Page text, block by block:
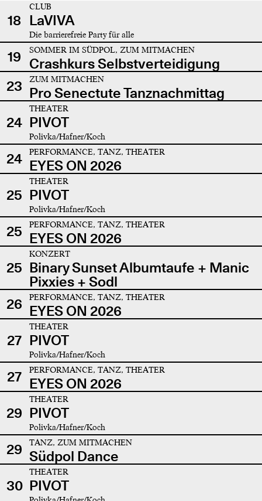
18
CLUB
LaVIVA
Die barrierefreie Party für alle
19 SOMMER IM SÜDPOL, ZUM MITMACHEN
Crashkurs Selbstverteidigung
23
ZUM MITMACHEN
Pro Senectute Tanznachmittag
24
THEATER
PIVOT
Polivka/Hafner/Koch
24 PERFORMANCE, TANZ, THEATER
EYES ON 2026
25
THEATER
PIVOT
Polivka/Hafner/Koch
25 PERFORMANCE, TANZ, THEATER
EYES ON 2026
25
KONZERT
Binary Sunset Albumtaufe + Manic
Pixxies + Sodl
26
PERFORMANCE, TANZ, THEATER
EYES ON 2026
27
THEATER
PIVOT
Polivka/Hafner/Koch
27 PERFORMANCE, TANZ, THEATER
EYES ON 2026
29
THEATER
PIVOT
Polivka/Hafner/Koch
29 TANZ, ZUM MITMACHEN
Südpol Dance
30
THEATER
PIVOT